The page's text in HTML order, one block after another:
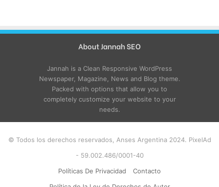
About Jannah SEO
Jannah is a Clean Responsive WordPress
Newspaper, Magazine, News and Blog theme.
Packed with options that allow you to
completely customize your website to your
needs.
© Todos los derechos reservados, Anses Argentina 2024. PixelAd
- 59.002.486/0001-40
Políticas De Privacidad
Contacto